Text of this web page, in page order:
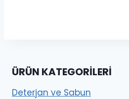
ÜRÜN KATEGORILERI
Deterjan ve Sabun